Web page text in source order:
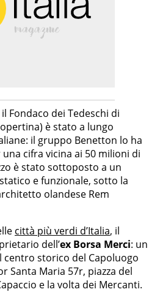
Fondaco dei Tedeschi di
è stato a lungo
il gruppo Benetton lo ha
cifra vicina ai 50 milioni di
è stato sottoposto a un
e funzionale, sotto la
olandese Rem
città più verdi d’Italia, il
dell’ex Borsa Merci: un
centro storico del Capoluogo
Santa Maria 57r, piazza del
e la volta dei Mercanti.